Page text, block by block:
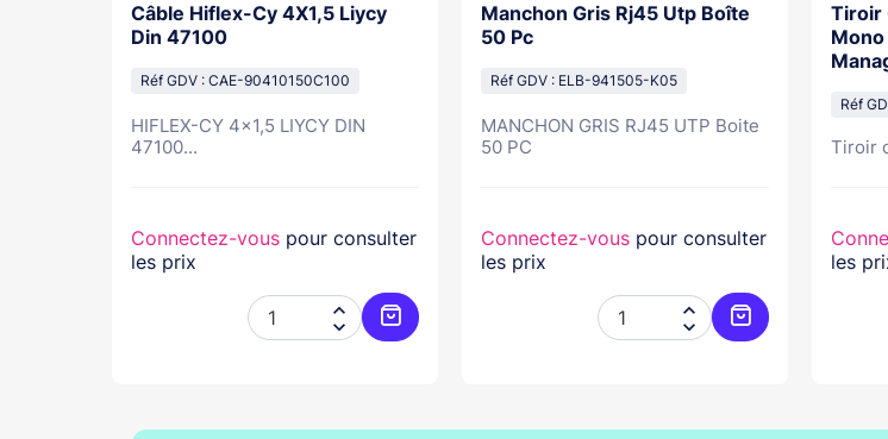
Câble Hiflex-Cy 4X1,5 Liycy
Din 47100
Réf GDV : CAE-90410150C100
HIFLEX-CY 4x1,5 LIYCY DIN
47100...
Connectez-vous pour consulter
les prix


Ajouter au panier
Manchon Gris Rj45 Utp Boîte
50 Pc
Réf GDV : ELB-941505-K05
MANCHON GRIS RJ45 UTP Boite
50 PC
Connectez-vous pour consulter
les prix


Ajouter au panier
Tiroir
Réf
Tiroir
les